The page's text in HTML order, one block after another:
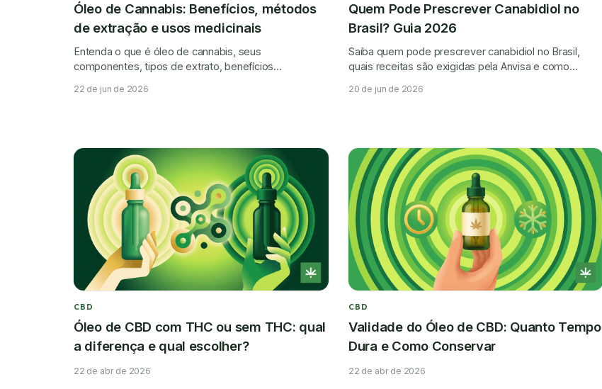
Óleo de Cannabis: Benefícios, métodos
de extração e usos medicinais
Entenda o que é óleo de cannabis, seus
componentes, tipos de extrato, benefícios
colaterais.
22 de jun de 2026
Quem Pode Prescrever Canabidiol no
Brasil? Guia 2026
Saiba quem pode prescrever canabidiol no Brasil,
quais receitas são exigidas pela Anvisa e como
20 de jun de 2026
CBD
Óleo de CBD com THC ou sem THC: qual
a diferença e qual escolher?
22 de abr de 2026
CBD
Validade do Óleo de CBD: Quanto Tempo
Dura e Como Conservar
22 de abr de 2026